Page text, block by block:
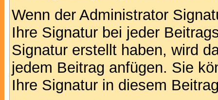
Wenn der Administrator
Ihre Signatur bei jeder
Signatur erstellt haben, wird
jedem Beitrag anfügen. Sie
Ihre Signatur in diesem